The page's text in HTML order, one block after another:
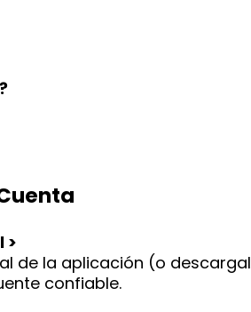
>
de la aplicación (o
confiable.